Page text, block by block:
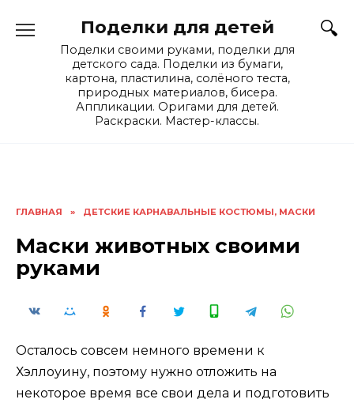
Поделки для детей
Поделки своими руками, поделки для
детского сада. Поделки из бумаги,
картона, пластилина, солёного теста,
природных материалов, бисера.
Аппликации. Оригами для детей.
Раскраски. Мастер-классы.
ГЛАВНАЯ » ДЕТСКИЕ КАРНАВАЛЬНЫЕ КОСТЮМЫ, МАСКИ
Маски животных своими
руками
Осталось совсем немного времени к
Хэллоуину, поэтому нужно отложить на
некоторое время все свои дела и подготовить